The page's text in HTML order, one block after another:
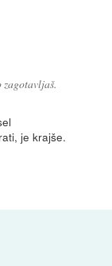
zagotavljaš.
je krajše.